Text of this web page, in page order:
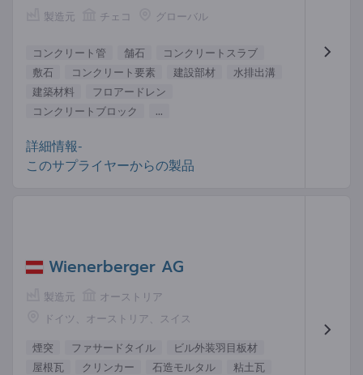
製造元 チェコ グローバル
コンクリート管 舗石
コンクリートスラブ
敷石
コンクリート要素 建設部材
水排出溝
建築材料
フロアードレン
コンクリートブロック
...
詳細情報-
このサプライヤーからの製品
Wienerberger AG
製造元
オーストリア
ドイツ、オーストリア、スイス
煙突 ファサードタイル
ビル外装羽目板材
屋根瓦
クリンカー 石造モルタル
粘土瓦